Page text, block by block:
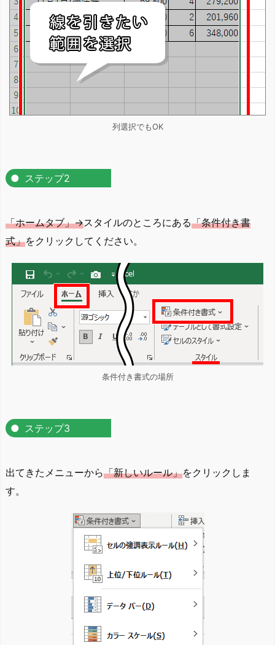
列選択でもOK
ステップ2
「ホームタブ」→スタイルのところにある「条件付き書
式」をクリックしてください。
条件付き書式の場所
ステップ3
出てきたメニューから「新しいルール」をクリックしま
す。